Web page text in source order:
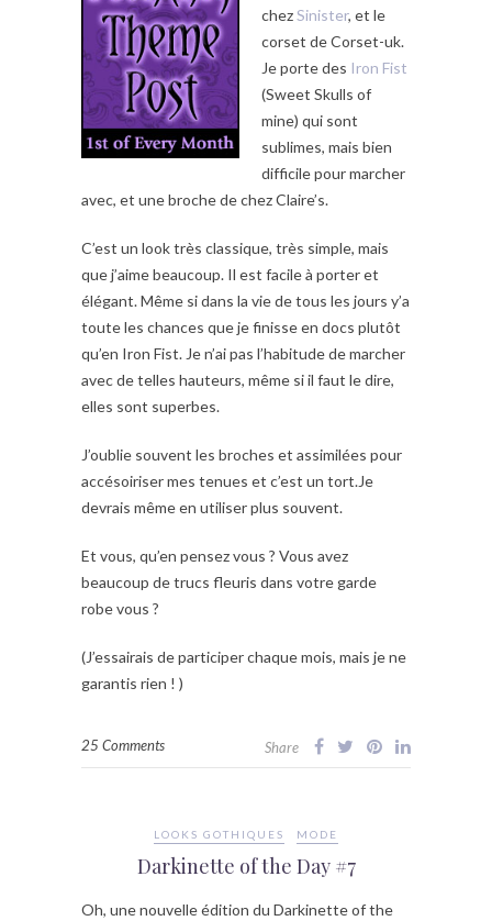
chezSinister, et le
corset de Corset-uk.
Je porte des Iron Fist
(Sweet Skulls of
mine) qui sont
sublimes, mais bien
difficile pour marcher
avec, et une broche de chez Claire’s.
C’est un look très classique, très simple, mais
que j’aime beaucoup. Il est facile à porter et
élégant. Même si dans la vie de tous les jours y’a
toute les chances que je finisse en docs plutôt
qu’en Iron Fist. Je n’ai pas l’habitude de marcher
avec de telles hauteurs, même si il faut le dire,
elles sont superbes.
J’oublie souvent les broches et assimilées pour
accésoiriser mes tenues et c’est un tort.Je
devrais même en utiliser plus souvent.
Et vous, qu’en pensez vous ? Vous avez
beaucoup de trucs fleuris dans votre garde
robe vous ?
(J’essairais de participer chaque mois, mais je ne
garantis rien ! )
25 Comments Share
LOOKS GOTHIQUES MODE
Darkinette of the Day #7
Oh, une nouvelle édition du Darkinette of the